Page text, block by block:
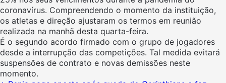
coronavírus. Compreendendo o momento da instituição,
os atletas e direção ajustaram os termos em reunião
realizada na manhã desta quarta-feira.
É o segundo acordo firmado com o grupo de jogadores
desde a interrupção das competições. Tal medida evitará
suspensões de contrato e novas demissões neste
momento.